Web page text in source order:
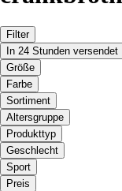
Filter
In 24 Stunden versendet
Größe
Farbe
Sortiment
Altersgruppe
Produkttyp
Geschlecht
Sport
Preis